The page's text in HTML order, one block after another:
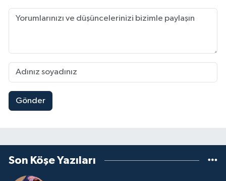
Gönder
Son Köşe Yazıları